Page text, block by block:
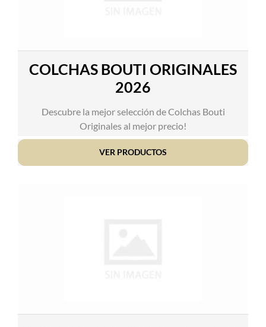
COLCHAS BOUTI ORIGINALES
2026
Descubre la mejor selección de Colchas Bouti
Originales al mejor precio!
VER PRODUCTOS